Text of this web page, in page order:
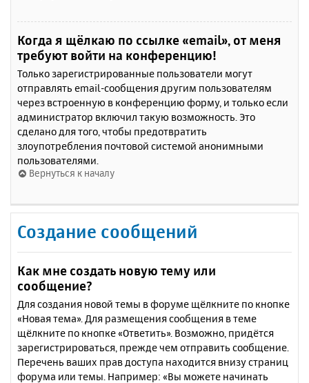
Когда я щёлкаю по ссылке «email», от меня
требуют войти на конференцию!
Только зарегистрированные пользователи могут
отправлять email-сообщения другим пользователям
через встроенную в конференцию форму, и только если
администратор включил такую возможность. Это
сделано для того, чтобы предотвратить
злоупотребления почтовой системой анонимными
пользователями.
Вернуться к началу
Создание сообщений
Как мне создать новую тему или
сообщение?
Для создания новой темы в форуме щёлкните по кнопке
«Новая тема». Для размещения сообщения в теме
щёлкните по кнопке «Ответить». Возможно, придётся
зарегистрироваться, прежде чем отправить сообщение.
Перечень ваших прав доступа находится внизу страниц
форума или темы. Например: «Вы можете начинать